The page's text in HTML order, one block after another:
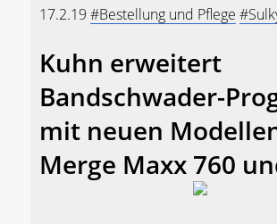
17.2.19 #Bestellung und Pflege
Kuhn erweitert
Bandschwader-
mit neuen
Merge Maxx 760